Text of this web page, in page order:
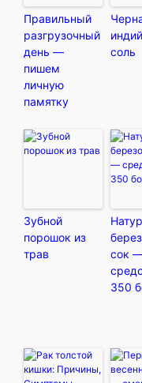
Правильный
разгрузочный
день —
пишем
личную
памятку
соль
Зубной
порошок из
трав
сок
350